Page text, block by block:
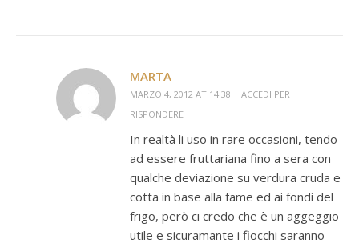
MARTA
MARZO 4, 2012 AT 14:38
ACCEDI PER
RISPONDERE
In realtà li uso in rare occasioni, tendo
ad essere fruttariana fino a sera con
qualche deviazione su verdura cruda e
cotta in base alla fame ed ai fondi del
frigo, però ci credo che è un aggeggio
utile e sicuramante i fiocchi saranno